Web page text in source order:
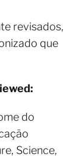
revisados,
que
do
Science,